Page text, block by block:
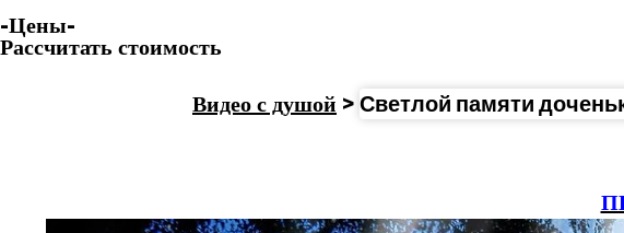
-Цены-
Рассчитать стоимость
Видео с душой>Светлой памяти